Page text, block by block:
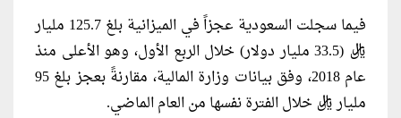
فيما سجلت السعودية عجزاً في الميزانية بلغ 125.7 مليار
ريال (33.5 مليار دولار) خلال الربع الأول، وهو الأعلى منذ
عام 2018، وفق بيانات وزارة المالية، مقارنةً بعجز بلغ 95
مليار ريال خلال الفترة نفسها من العام الماضي.